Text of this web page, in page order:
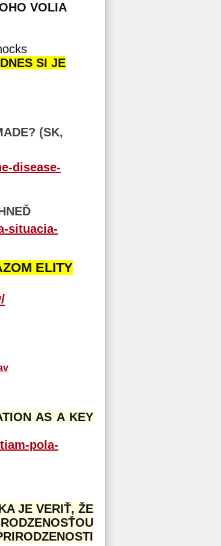
VOLIA
SI JE
(SK,
disease-
situacia-
ELITY
AS A KEY
pola-
JE VERIŤ, ŽE